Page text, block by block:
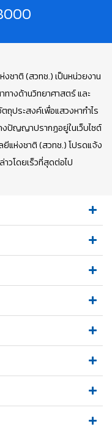
ชาติ (สวทช.) เป็นหน่วยงาน
างด้านวิทยาศาสตร์ และ
ถุประสงค์เพื่อแสวงหากำไร
งปัญญาปรากฏอยู่ในเว็บไซต์
แห่งชาติ (สวทช.) โปรดแจ้ง
วโดยเร็วที่สุดต่อไป